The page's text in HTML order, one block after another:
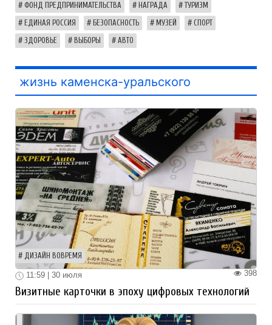
ФОНД ПРЕДПРИНИМАТЕЛЬСТВА НАГРАДА ТУРИЗМ
ЕДИНАЯ РОССИЯ БЕЗОПАСНОСТЬ МУЗЕЙ СПОРТ
ЗДОРОВЬЕ ВЫБОРЫ АВТО
жизнь каменска-уральского
ДИЗАЙН ВОВРЕМЯ
398
11:59 | 30 июля
Визитные карточки в эпоху цифровых технологий